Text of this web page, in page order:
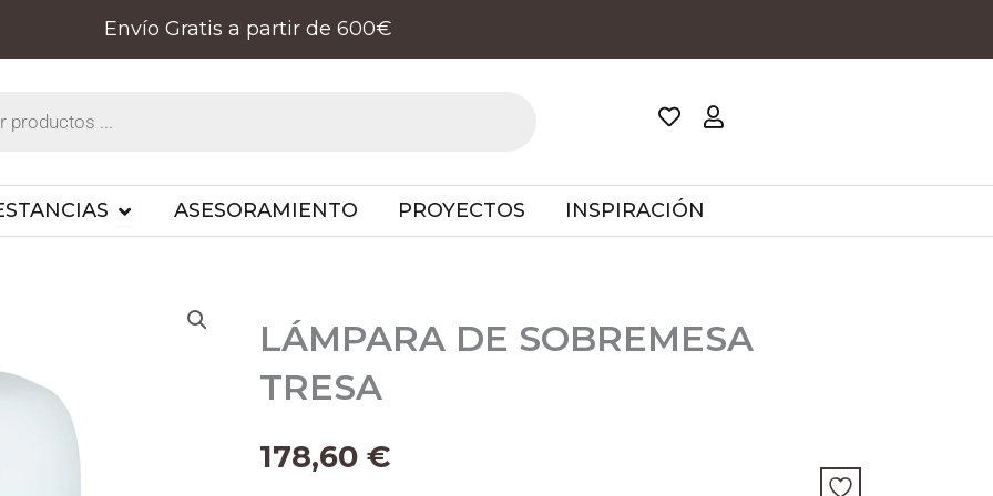
Envío Gratis a partir de 600€
OPEN ESTANCIAS
ASESORAMIENTO PROYECTOS INSPIRACIÓN
LÁMPARA DE SOBREMESA
TRESA
178,60 €